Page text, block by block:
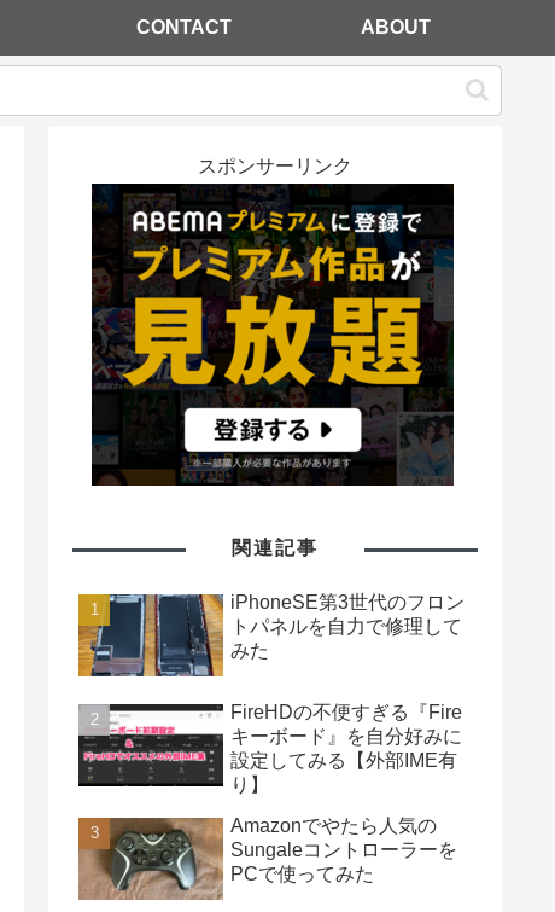
CONTACT ABOUT
スポンサーリンク
関連記事
iPhoneSE第3世代のフロン
トパネルを自力で修理して
みた
FireHDの不便すぎる『Fire
キーボード』を自分好みに
設定してみる【外部IME有
り】
Amazonでやたら人気の
Sungaleコントローラーを
PCで使ってみた